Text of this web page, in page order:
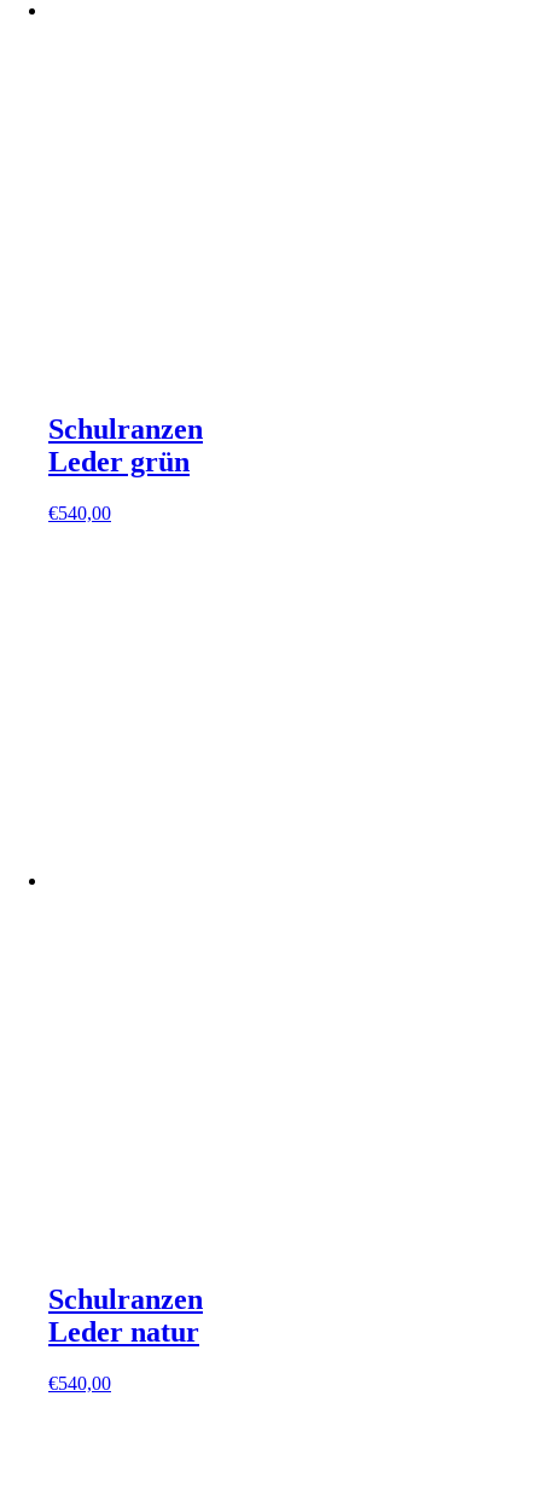
Schulranzen
Leder grün
€540,00
Schulranzen
Leder natur
€540,00